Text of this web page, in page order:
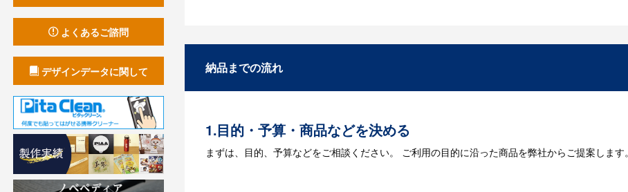
納品までの流れ
1.目的・予算・商品などを決める
まずは、目的、予算などをご相談ください。 ご利用の目的に沿った商品を弊社からご提案します。
よくあるご諮問
デザインデータに関して